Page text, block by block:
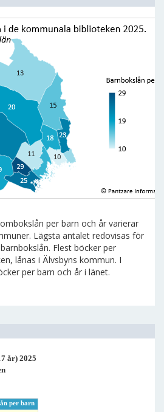
per barn och år varierar
Lägsta antalet redovisas för
Flest böcker per
lånas i Älvsbyns kommun. I
per barn och år i länet.
år) 2025
per barn